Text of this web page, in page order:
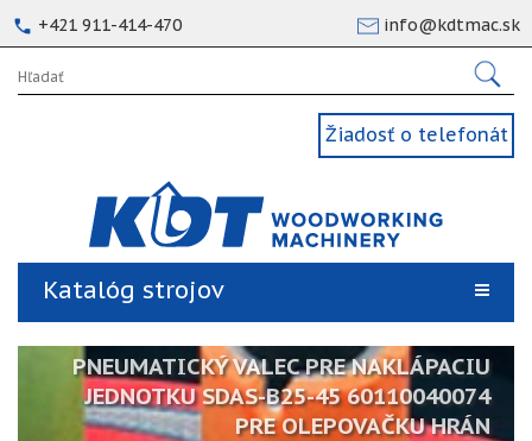
+421 911-414-470 info@kdtmac.sk
Žiadosť o telefonát
Katalóg strojov
PNEUMATICKÝ VALEC PRE NAKLÁPACIU
JEDNOTKU SDAS-B25-45 60110040074
PRE OLEPOVAČKU HRÁN